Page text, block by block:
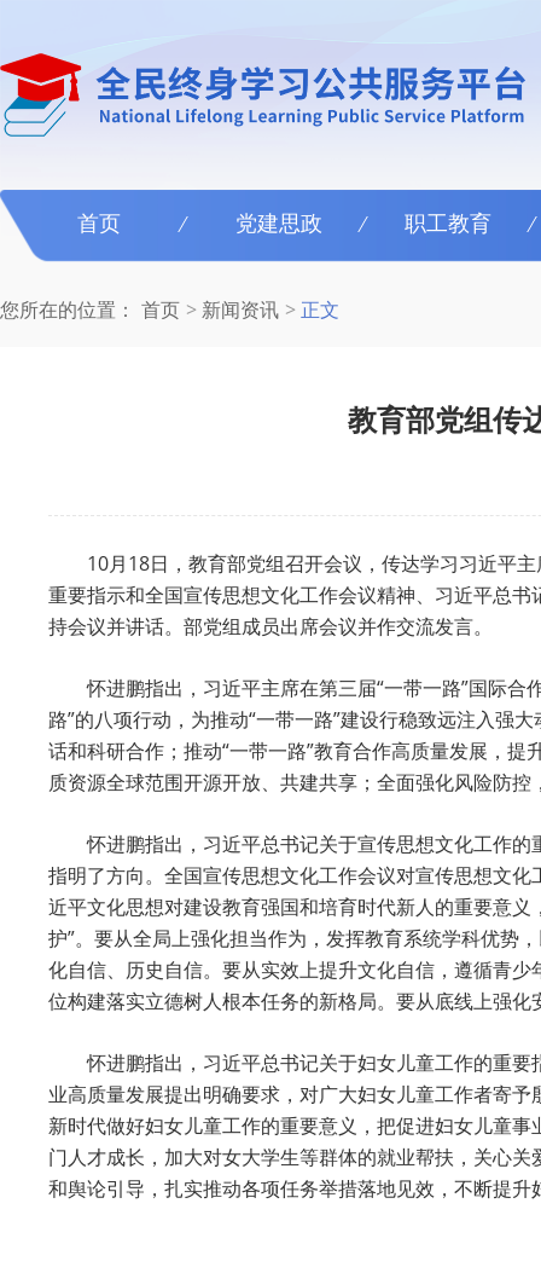
首页 党建思政 职工教育
您所在的位置： 首页 新闻资讯 正文
教育部党组传
10月18日，教育部党组召开会议，传达学习习近平
重要指示和全国宣传思想文化工作会议精神、习近平总
持会议并讲话。部党组成员出席会议并作交流发言。
怀进鹏指出，习近平主席在第三届“一带一路”国际
路”的八项行动，为推动“一带一路”建设行稳致远注入强
话和科研合作；推动“一带一路”教育合作高质量发展，
质资源全球范围开源开放、共建共享；全面强化风险防
怀进鹏指出，习近平总书记关于宣传思想文化工作
指明了方向。全国宣传思想文化工作会议对宣传思想文
近平文化思想对建设教育强国和培育时代新人的重要意
护”。要从全局上强化担当作为，发挥教育系统学科优势
化自信、历史自信。要从实效上提升文化自信，遵循青
位构建落实立德树人根本任务的新格局。要从底线上强
怀进鹏指出，习近平总书记关于妇女儿童工作的重
业高质量发展提出明确要求，对广大妇女儿童工作者寄
新时代做好妇女儿童工作的重要意义，把促进妇女儿童
门人才成长，加大对女大学生等群体的就业帮扶，关心
和舆论引导，扎实推动各项任务举措落地见效，不断提升